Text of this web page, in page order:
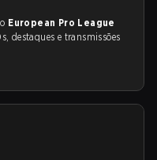
European Pro League
destaques e transmissões